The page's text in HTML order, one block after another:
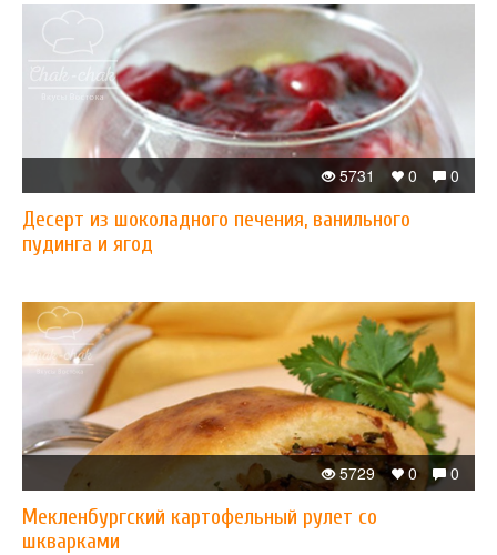
0
0
5731
Десерт из шоколадного печения, ванильного
пудинга и ягод
0
0
5729
Мекленбургский картофельный рулет со
шкварками